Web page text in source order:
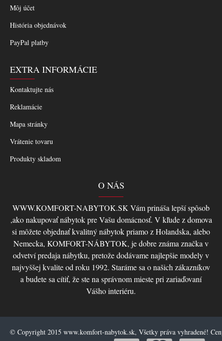
Môj účet
História objednávok
PayPal platby
EXTRA INFORMÁCIE
Kontaktujte nás
Reklamácie
Mapa stránky
Vrátenie tovaru
Produkty skladom
O NÁS
WWW.KOMFORT-NABYTOK.SK Vám prináša lepší spôsob
,ako nakupovať nábytok pre Vašu domácnosť. V kľude z domova
si môžete objednať kvalitný nábytok priamo z Holandska, alebo
Nemecka, KOMFORT-NÁBYTOK, je dobre známa značka v
odvetví predaja nábytku, pretože dodávame najlepšie modely v
najvyššej kvalite od roku 1992. Staráme sa o našich zákazníkov
a budete sa cítiť, že ste na správnom mieste pri zariaďovaní
Vášho interiéru.
© Copyright 2015 www.komfort-nabytok.sk, Všetky práva vyhradené!